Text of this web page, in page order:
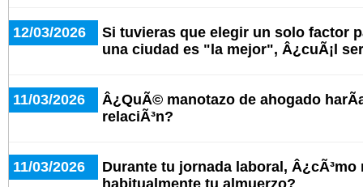
12/03/2026
Si tuvieras que elegir un solo factor
una ciudad es "la mejor", Â¿cuÃ¡l
11/03/2026
Â¿QuÃ© manotazo de ahogado
relaciÃ³n?
11/03/2026
Durante tu jornada laboral,
habitualmente tu almuerzo?